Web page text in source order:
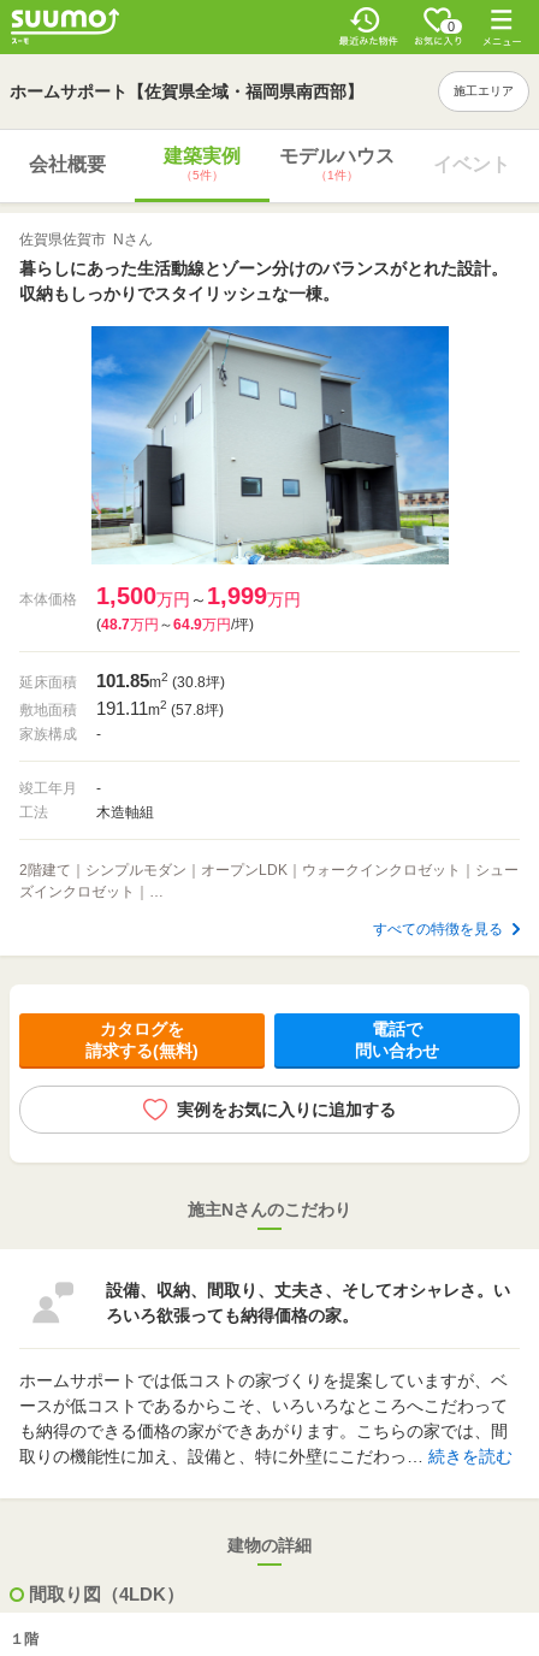
0
ホームサポート【佐賀県全域・福岡県南西部】 施工エリア
会社概要 建築実例
（5件）
モデルハウス
（1件）
イベント
佐賀県佐賀市 Nさん
暮らしにあった生活動線とゾーン分けのバランスがとれた設計。
収納もしっかりでスタイリッシュな一棟。
本体価格 1,500万円 ～ 1,999万円
(48.7万円 ～64.9万円/坪)
延床面積 101.85m2 (30.8坪)
敷地面積
191.11m2 (57.8坪)
家族構成
-
竣工年月
-
工法
木造軸組
2階建て｜シンプルモダン｜オープンLDK｜ウォークインクロゼット｜シュー
ズインクロゼット｜…
すべての特徴を見る
カタログを
請求する(無料)
電話で
問い合わせ
実例をお気に入りに追加する
施主Nさんのこだわり
設備、収納、間取り、丈夫さ、そしてオシャレさ。い
ろいろ欲張っても納得価格の家。
ホームサポートでは低コストの家づくりを提案していますが、ベ
ースが低コストであるからこそ、いろいろなところへこだわって
も納得のできる価格の家ができあがります。こちらの家では、間
取りの機能性に加え、設備と、特に外壁にこだわっ… 続きを読む
建物の詳細
間取り図（4LDK）
１階